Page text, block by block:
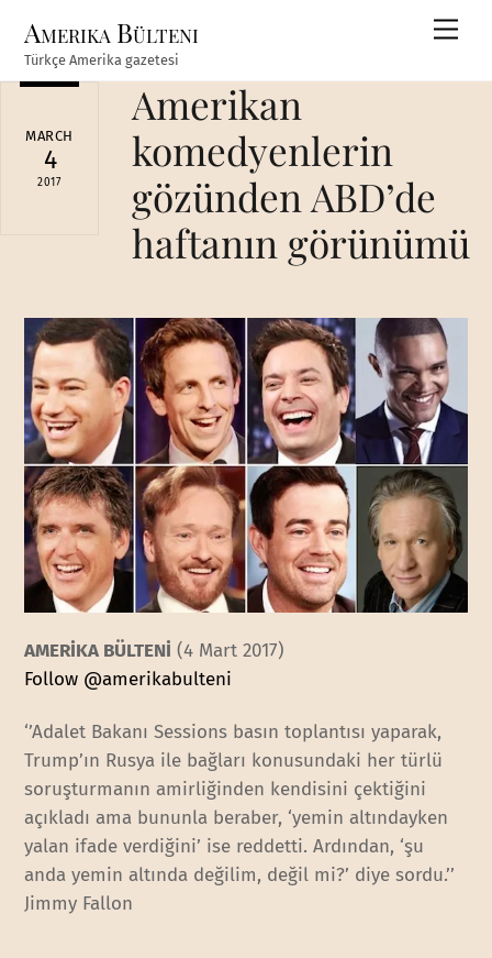
content
Amerika Bülteni
Türkçe Amerika gazetesi
MARCH
4
2017
Amerikan
komedyenlerin
gözünden ABD’de
haftanın görünümü
AMERİKA BÜLTENİ (4 Mart 2017)
Follow @amerikabulteni
‘’Adalet Bakanı Sessions basın toplantısı yaparak,
Trump’ın Rusya ile bağları konusundaki her türlü
soruşturmanın amirliğinden kendisini çektiğini
açıkladı ama bununla beraber, ‘yemin altındayken
yalan ifade verdiğini’ ise reddetti. Ardından, ‘şu
anda yemin altında değilim, değil mi?’ diye sordu.’’
Jimmy Fallon